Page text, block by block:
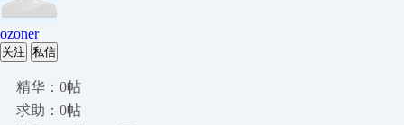
ozoner
关注 私信
精华：0帖
求助：0帖